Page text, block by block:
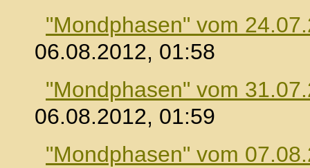
"Mondphasen" vom
06.08.2012, 01:58
"Mondphasen" vom
06.08.2012, 01:59
"Mondphasen" vom